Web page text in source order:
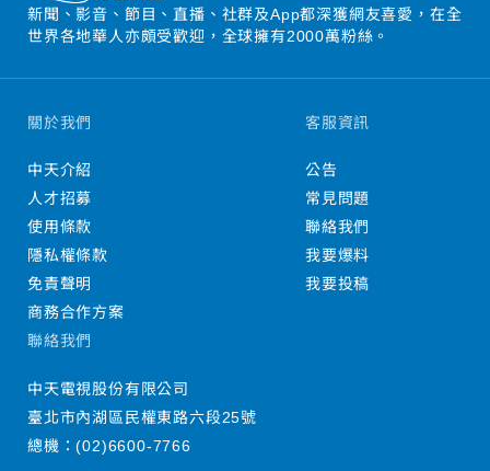
新聞、影音、節目、直播、社群及App都深獲網友喜愛，在全
世界各地華人亦頗受歡迎，全球擁有2000萬粉絲。
關於我們
中天介紹
人才招募
使用條款
隱私權條款
免責聲明
商務合作方案
客服資訊
公告
常見問題
聯絡我們
我要爆料
我要投稿
聯絡我們
中天電視股份有限公司
臺北市內湖區民權東路六段25號
總機：(02)6600-7766